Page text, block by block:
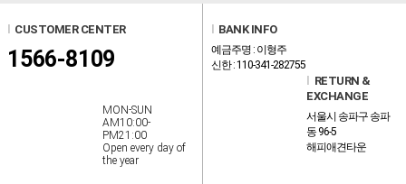
l CUSTOMER CENTER
1566-8109
MON-SUN
AM10:00-
PM21:00
Open every day of
the year
l BANK INFO
예금주명 : 이형주
신한 : 110-341-282755
l RETURN &
EXCHANGE
서울시 송파구 송파
동 96-5
해피애견타운